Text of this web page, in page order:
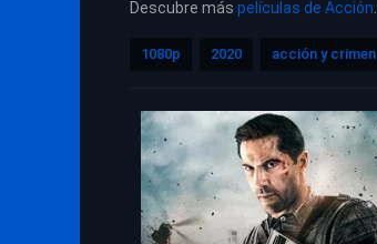
Descubre más películas de Acción
1080p 2020 acción y crimen